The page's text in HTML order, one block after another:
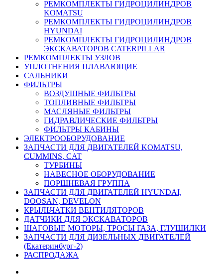
РЕМКОМПЛЕКТЫ ГИДРОЦИЛИНДРОВ
KOMATSU
РЕМКОМПЛЕКТЫ ГИДРОЦИЛИНДРОВ
HYUNDAI
РЕМКОМПЛЕКТЫ ГИДРОЦИЛИНДРОВ
ЭКСКАВАТОРОВ CATERPILLAR
РЕМКОМПЛЕКТЫ УЗЛОВ
УПЛОТНЕНИЯ ПЛАВАЮЩИЕ
САЛЬНИКИ
ФИЛЬТРЫ
ВОЗДУШНЫЕ ФИЛЬТРЫ
ТОПЛИВНЫЕ ФИЛЬТРЫ
МАСЛЯНЫЕ ФИЛЬТРЫ
ГИДРАВЛИЧЕСКИЕ ФИЛЬТРЫ
ФИЛЬТРЫ КАБИНЫ
ЭЛЕКТРООБОРУДОВАНИЕ
ЗАПЧАСТИ ДЛЯ ДВИГАТЕЛЕЙ KOMATSU,
CUMMINS, CAT
ТУРБИНЫ
НАВЕСНОЕ ОБОРУДОВАНИЕ
ПОРШНЕВАЯ ГРУППА
ЗАПЧАСТИ ДЛЯ ДВИГАТЕЛЕЙ HYUNDAI,
DOOSAN, DEVELON
КРЫЛЬЧАТКИ ВЕНТИЛЯТОРОВ
ДАТЧИКИ ДЛЯ ЭКСКАВАТОРОВ
ШАГОВЫЕ МОТОРЫ, ТРОСЫ ГАЗА, ГЛУШИЛКИ
ЗАПЧАСТИ ДЛЯ ДИЗЕЛЬНЫХ ДВИГАТЕЛЕЙ
(Екатеринбург-2)
РАСПРОДАЖА